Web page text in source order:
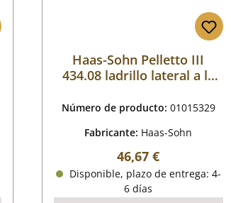
Haas-Sohn Pelletto III
434.08 ladrillo lateral a la
Número de producto: 01015329
Fabricante: Haas-Sohn
Precio normal:
46,67 €
Disponible, plazo de entrega: 4-
6 días